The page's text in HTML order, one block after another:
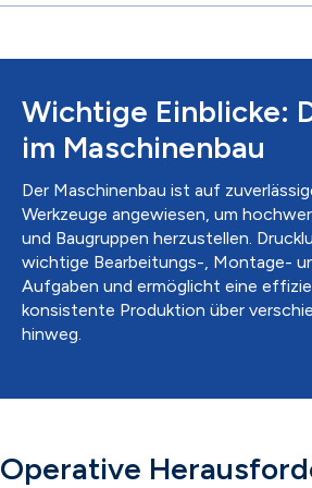
Wichtige Einblicke:
im Maschinenbau
Der Maschinenbau ist auf
Werkzeuge angewiesen, um
und Baugruppen herzustellen.
wichtige Bearbeitungs-, Montage-
Aufgaben und ermöglicht eine
konsistente Produktion über
hinweg.
Operative